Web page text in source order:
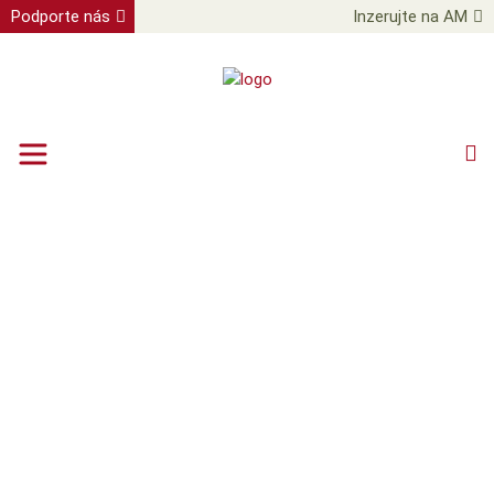
Podporte nás Inzerujte na AM